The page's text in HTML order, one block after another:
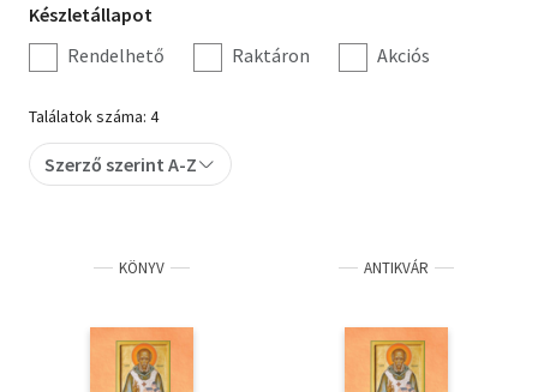
Hobbi, szabadidő
Irodalom
Művészet
Szakkönyv
Tankönyv, segédkönyv
Társadalomtudomány
Természettudomány
Készletállapot
szűrés
Készletállapot
Rendelhető
Raktáron Akciós
Találatok száma: 4
Szerző szerint A-Z
KÖNYV ANTIKVÁR